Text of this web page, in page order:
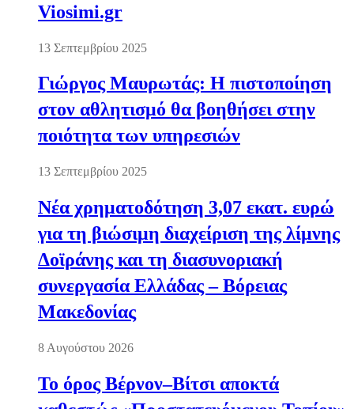
Viosimi.gr
13 Σεπτεμβρίου 2025
Γιώργος Μαυρωτάς: Η πιστοποίηση
στον αθλητισμό θα βοηθήσει στην
ποιότητα των υπηρεσιών
13 Σεπτεμβρίου 2025
Νέα χρηματοδότηση 3,07 εκατ. ευρώ
για τη βιώσιμη διαχείριση της λίμνης
Δοϊράνης και τη διασυνοριακή
συνεργασία Ελλάδας – Βόρειας
Μακεδονίας
8 Αυγούστου 2026
Το όρος Βέρνον–Βίτσι αποκτά